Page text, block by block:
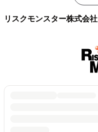
リスクモンスター株式会社